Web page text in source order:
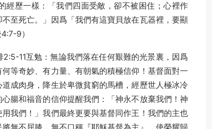
經歷一樣：「我們四面受敵，卻不被困住；心裡作
至死亡。」因爲「我們有這寶貝放在瓦器裡，要顯
9）
11互勉：無論我們落在任何艱難的光景裏，因爲
等奇妙、有力量、有朝氣的積極信仰！基督面對一
成肉身，降生於卑微貧窮的馬槽，經歷世人極冰冷
腸和福音的信仰提醒我們：「神永不放棄我們！神
我們！」我們最終更要與基督同作王！我們的主也
無不屈膝，無不口稱『耶穌基督為主』，使榮耀歸